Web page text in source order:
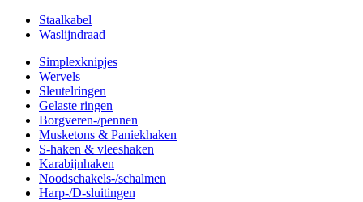
Staalkabel
Waslijndraad
Simplexknipjes
Wervels
Sleutelringen
Gelaste ringen
Borgveren-/pennen
Musketons & Paniekhaken
S-haken & vleeshaken
Karabijnhaken
Noodschakels-/schalmen
Harp-/D-sluitingen